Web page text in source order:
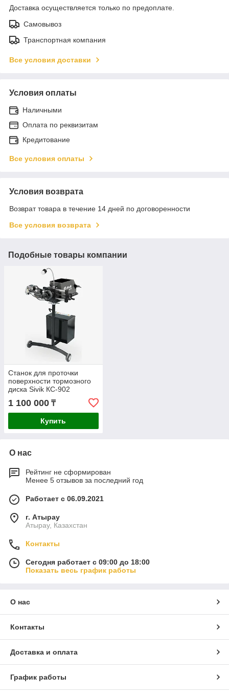
Доставка осуществляется только по предоплате.
Самовывоз
Транспортная компания
Все условия доставки
Условия оплаты
Наличными
Оплата по реквизитам
Кредитование
Все условия оплаты
Условия возврата
Возврат товара в течение 14 дней по договоренности
Все условия возврата
Подобные товары компании
Станок для проточки
поверхности тормозного
диска Sivik КС-902
1 100 000 ₸
Купить
О нас
Рейтинг не сформирован
Менее 5 отзывов за последний год
Работает с 06.09.2021
г. Атырау
Атырау, Казахстан
Контакты
Сегодня работает с 09:00 до 18:00
Показать весь график работы
О нас
Контакты
Доставка и оплата
График работы